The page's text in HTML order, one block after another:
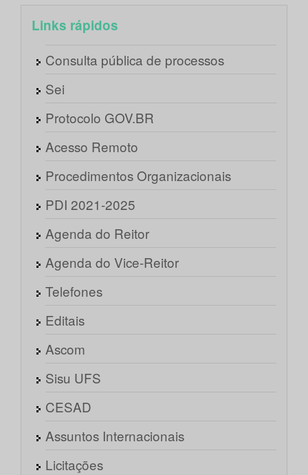
Links rápidos
Consulta pública de processos
Sei
Protocolo GOV.BR
Acesso Remoto
Procedimentos Organizacionais
PDI 2021-2025
Agenda do Reitor
Agenda do Vice-Reitor
Telefones
Editais
Ascom
Sisu UFS
CESAD
Assuntos Internacionais
Licitações